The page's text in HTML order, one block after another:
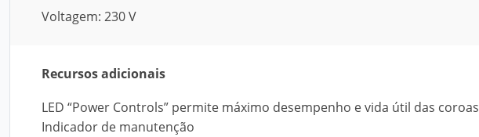
Voltagem: 230 V
Recursos adicionais
LED “Power Controls” permite máximo desempenho e vida útil das coroas
Indicador de manutenção